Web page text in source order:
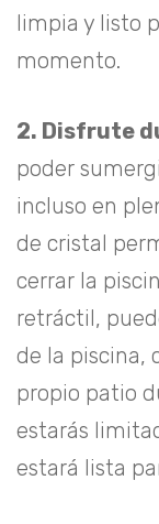
limpia y listo
momento.
2. Disfrute
poder
incluso en
de cristal
cerrar la
retráctil,
de la piscina,
propio patio
estarás
estará lista